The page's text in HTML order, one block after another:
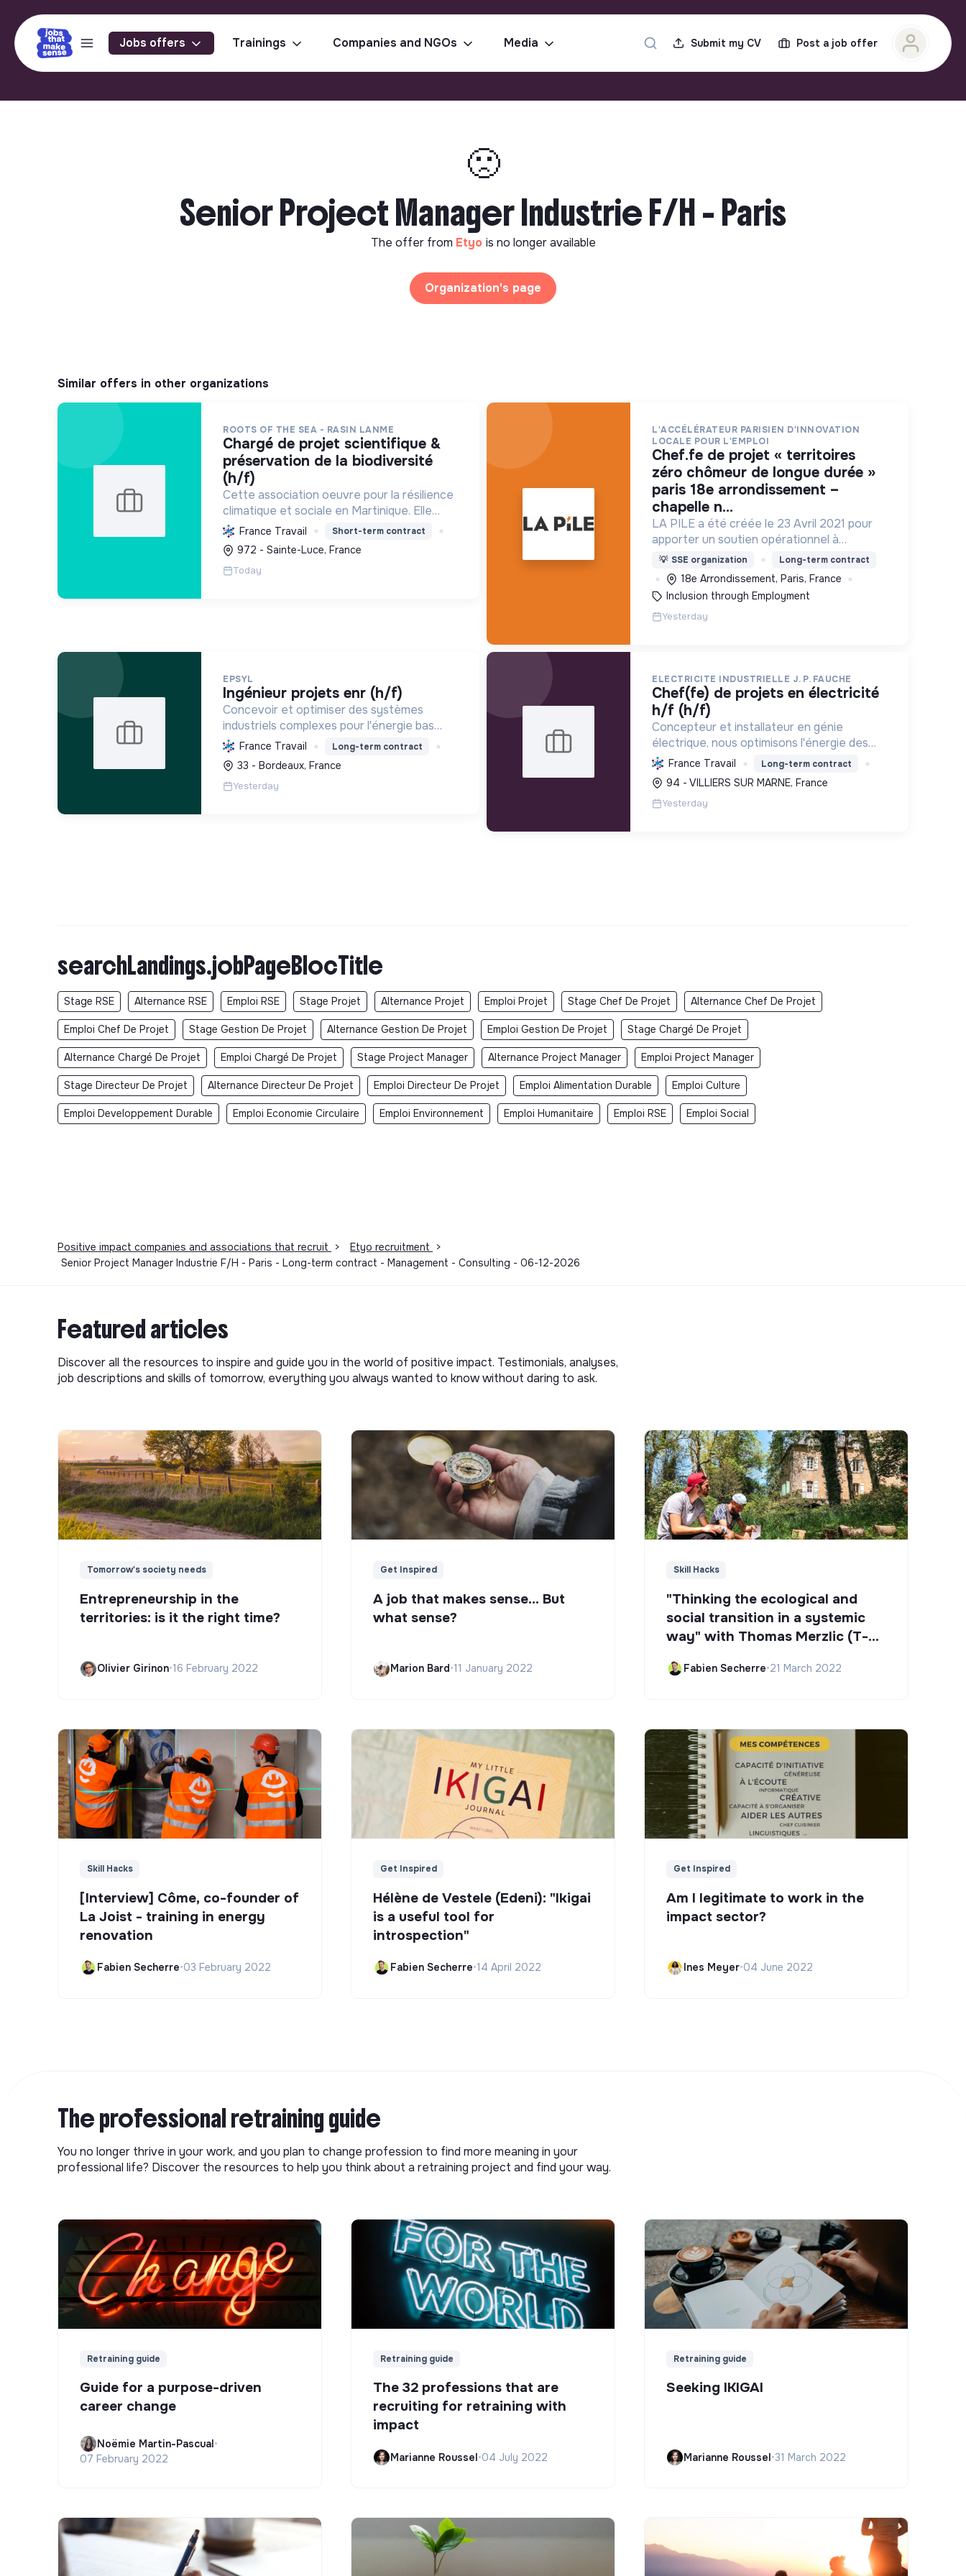
Jobs offers Trainings Companies and NGOs Media Submit my CV Post a job offer
🙁
Senior Project Manager Industrie F/H - Paris
The offer from Etyo is no longer available
Organization's page
Similar offers in other organizations
ROOTS OF THE SEA - RASIN LANME
chargé de projet scientifique &
préservation de la biodiversité
(h/f)
Cette association oeuvre pour la résilience
climatique et sociale en Martinique. Elle
protège et restaure les écosystèmes
marins et côtiers, sensibilise le public et
mobilise les citoyens pour un aven...
France Travail Short-term contract
972 - Sainte-Luce, France
Today
L'ACCÉLÉRATEUR PARISIEN D'INNOVATION
LOCALE POUR L'EMPLOI
chef.fe de projet « territoires
zéro chômeur de longue durée »
paris 18e arrondissement –
chapelle n...
LA PILE a été créée le 23 Avril 2021 pour
apporter un soutien opérationnel à
l'essaimage de l’expérimentation
"Territoires Zéro Chômeur de Longue
Durée" à Paris
💡 SSE organization Long-term contract
18e Arrondissement, Paris, France
Inclusion through Employment
Yesterday
EPSYL
ingénieur projets enr (h/f)
Concevoir et optimiser des systèmes
industriels complexes pour l'énergie bas
carbone et la mobilité durable, en
s'appuyant sur l'innovation et une
démarche RSE.
France Travail Long-term contract
33 - Bordeaux, France
Yesterday
ELECTRICITE INDUSTRIELLE J. P. FAUCHE
chef(fe) de projets en électricité
h/f (h/f)
Concepteur et installateur en génie
électrique, nous optimisons l'énergie des
entreprises et collectivités. Engagés dans
la transition écologique avec le Label RGE,
nous offrons des solutions innovant...
France Travail Long-term contract
94 - VILLIERS SUR MARNE, France
Yesterday
searchLandings.jobPageBlocTitle
Stage RSE Alternance RSE Emploi RSE Stage Projet Alternance Projet Emploi Projet Stage Chef De Projet Alternance Chef De Projet
Emploi Chef De Projet Stage Gestion De Projet Alternance Gestion De Projet Emploi Gestion De Projet Stage Chargé De Projet
Alternance Chargé De Projet Emploi Chargé De Projet Stage Project Manager Alternance Project Manager Emploi Project Manager
Stage Directeur De Projet Alternance Directeur De Projet Emploi Directeur De Projet Emploi Alimentation Durable Emploi Culture
Emploi Developpement Durable Emploi Economie Circulaire Emploi Environnement Emploi Humanitaire Emploi RSE Emploi Social
Positive impact companies and associations that recruit > Etyo recruitment
>
Senior Project Manager Industrie F/H - Paris - Long-term contract - Management - Consulting - 06-12-2026
Featured articles
Discover all the resources to inspire and guide you in the world of positive impact. Testimonials, analyses,
job descriptions and skills of tomorrow, everything you always wanted to know without daring to ask.
Tomorrow's society needs
Entrepreneurship in the
territories: is it the right time?
Olivier Girinon•16 February 2022
Get Inspired
A job that makes sense... But
what sense?
Marion Bard•11 January 2022
Skill Hacks
"Thinking the ecological and
social transition in a systemic
way" with Thomas Merzlic (T-
Fabien Secherre•21 March 2022
Skill Hacks
[Interview] Côme, co-founder of
La Joist - training in energy
renovation
Fabien Secherre•03 February 2022
Get Inspired
Hélène de Vestele (Edeni): "Ikigai
is a useful tool for
introspection"
Fabien Secherre•14 April 2022
Get Inspired
Am I legitimate to work in the
impact sector?
Ines Meyer•04 June 2022
The professional retraining guide
You no longer thrive in your work, and you plan to change profession to find more meaning in your
professional life? Discover the resources to help you think about a retraining project and find your way.
Retraining guide
Guide for a purpose-driven
career change
Noëmie Martin-Pascual•
07 February 2022
Retraining guide
The 32 professions that are
recruiting for retraining with
impact
Marianne Roussel•04 July 2022
Retraining guide
Seeking IKIGAI
Marianne Roussel•31 March 2022